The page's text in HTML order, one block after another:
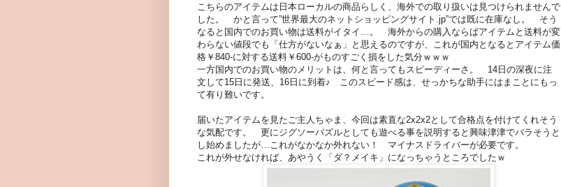
こちらのアイテムは日本ローカルの商品らしく、海外での取り扱いは見つけられませんで
した。 かと言って”世界最大のネットショッピングサイト.jp”では既に在庫なし。 そう
なると国内でのお買い物は送料がイタイ…。 海外からの購入ならばアイテムと送料が変
わらない値段でも「仕方がないなぁ」と思えるのですが、これが国内となるとアイテム価
格￥840-に対する送料￥600-がものすごく損をした気分ｗｗｗ
一方国内でのお買い物のメリットは、何と言ってもスピーディーさ。 14日の深夜に注
文して15日に発送、16日に到着♪ このスピード感は、せっかちな助手にはまことにもっ
て有り難いです。
届いたアイテムを見たご主人ちゃま、今回は素直な2x2x2として合格点を付けてくれそう
な気配です。 更にジグソーパズルとしても遊べる事を説明すると興味津津でバラそうと
し始めましたが…これがなかなか外れない！ マイナスドライバーが必要です。
これが外せなければ、あやうく「ダ？メイキ」になっちゃうところでしたｗ